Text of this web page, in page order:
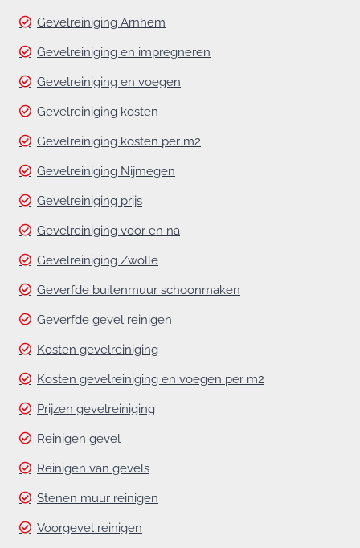
Gevelreiniging Arnhem
Gevelreiniging en impregneren
Gevelreiniging en voegen
Gevelreiniging kosten
Gevelreiniging kosten per m2
Gevelreiniging Nijmegen
Gevelreiniging prijs
Gevelreiniging voor en na
Gevelreiniging Zwolle
Geverfde buitenmuur schoonmaken
Geverfde gevel reinigen
Kosten gevelreiniging
Kosten gevelreiniging en voegen per m2
Prijzen gevelreiniging
Reinigen gevel
Reinigen van gevels
Stenen muur reinigen
Voorgevel reinigen